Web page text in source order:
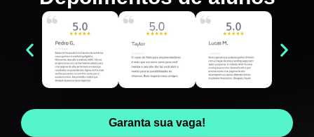
Garanta sua vaga!